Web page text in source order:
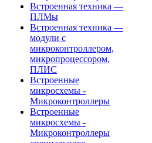
Встроенная техника —
ПЛМы
Встроенная техника —
модули с
микроконтроллером,
микропроцессором,
ПЛИС
Встроенные
микросхемы -
Микроконтроллеры
Встроенные
микросхемы -
Микроконтроллеры